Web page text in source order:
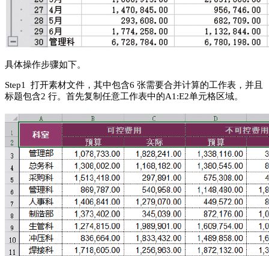
具体操作步骤如下。
Step1 打开素材文件，其中包含6 张需要合并计算的工作表，并且
标题包含2 行。首先复制任意工作表中的A1:E2单元格区域。